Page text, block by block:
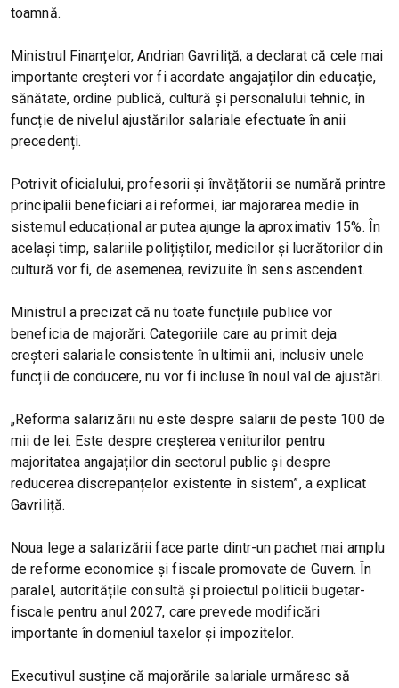
toamnă.
Ministrul Finanțelor, Andrian Gavriliță, a declarat că cele mai
importante creșteri vor fi acordate angajaților din educație,
sănătate, ordine publică, cultură și personalului tehnic, în
funcție de nivelul ajustărilor salariale efectuate în anii
precedenți.
Potrivit oficialului, profesorii și învățătorii se numără printre
principalii beneficiari ai reformei, iar majorarea medie în
sistemul educațional ar putea ajunge la aproximativ 15%. În
același timp, salariile polițiștilor, medicilor și lucrătorilor din
cultură vor fi, de asemenea, revizuite în sens ascendent.
Ministrul a precizat că nu toate funcțiile publice vor
beneficia de majorări. Categoriile care au primit deja
creșteri salariale consistente în ultimii ani, inclusiv unele
funcții de conducere, nu vor fi incluse în noul val de ajustări.
„Reforma salarizării nu este despre salarii de peste 100 de
mii de lei. Este despre creșterea veniturilor pentru
majoritatea angajaților din sectorul public și despre
reducerea discrepanțelor existente în sistem”, a explicat
Gavriliță.
Noua lege a salarizării face parte dintr-un pachet mai amplu
de reforme economice și fiscale promovate de Guvern. În
paralel, autoritățile consultă și proiectul politicii bugetar-
fiscale pentru anul 2027, care prevede modificări
importante în domeniul taxelor și impozitelor.
Executivul susține că majorările salariale urmăresc să